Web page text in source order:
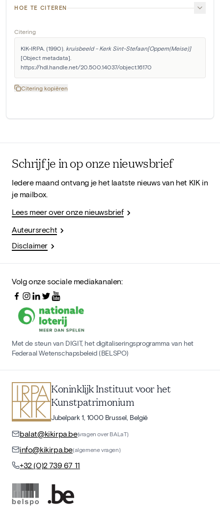
HOE TE CITEREN
Citering
KIK-IRPA. (1990). kruisbeeld - Kerk Sint-Stefaan[Oppem(Meise)]
[Object metadata].
https://hdl.handle.net/20.500.14037/object.16170
Citering kopiëren
Schrijf je in op onze nieuwsbrief
Iedere maand ontvang je het laatste nieuws van het KIK in
je mailbox.
Lees meer over onze nieuwsbrief
Auteursrecht
Disclaimer
Volg onze sociale mediakanalen:
Met de steun van DIGIT, het digitaliseringsprogramma van het
Federaal Wetenschapsbeleid (BELSPO)
Koninklijk Instituut voor het
Kunstpatrimonium
Jubelpark 1, 1000 Brussel, België
balat@kikirpa.be(vragen over BALaT)
info@kikirpa.be(algemene vragen)
+32 (0)2 739 67 11